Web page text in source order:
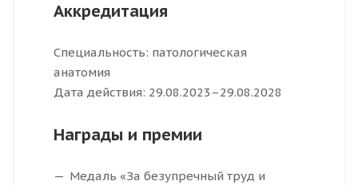
Аккредитация
Специальность: патологическая
анатомия
Дата действия: 29.08.2023–29.08.2028
Награды и премии
Медаль «За безупречный труд и